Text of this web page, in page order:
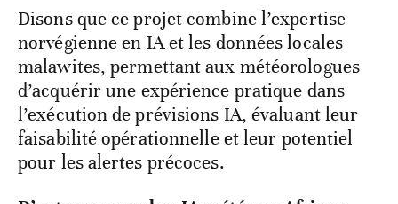
Disons que ce projet combine l’expertise
norvégienne en IA et les données locales
malawites, permettant aux météorologues
d’acquérir une expérience pratique dans
l’exécution de prévisions IA, évaluant leur
faisabilité opérationnelle et leur potentiel
pour les alertes précoces.